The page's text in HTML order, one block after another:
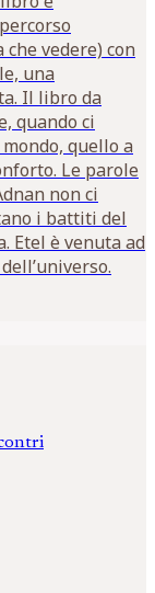
vedere) con
una
Il libro da
quando ci
quello a
Le parole
non ci
i battiti del
Etel è venuta ad